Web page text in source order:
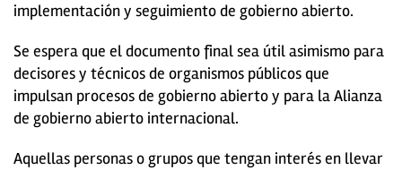
implementación y seguimiento de gobierno abierto.
Se espera que el documento final sea útil asimismo para
decisores y técnicos de organismos públicos que
impulsan procesos de gobierno abierto y para la Alianza
de gobierno abierto internacional.
Aquellas personas o grupos que tengan interés en llevar